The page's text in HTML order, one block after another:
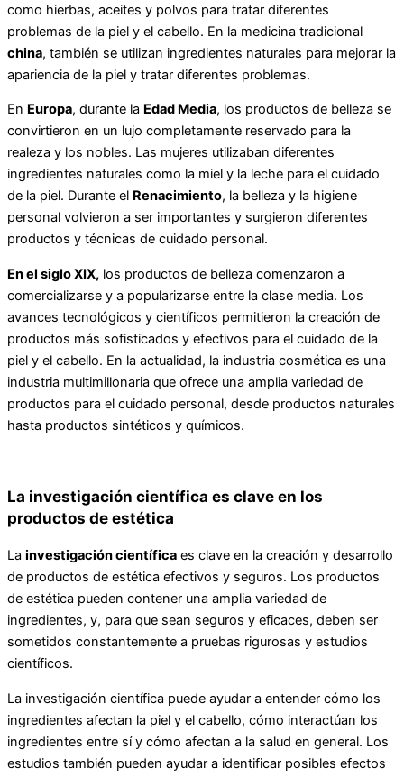
como hierbas, aceites y polvos para tratar diferentes
problemas de la piel y el cabello. En la medicina tradicional
china, también se utilizan ingredientes naturales para mejorar la
apariencia de la piel y tratar diferentes problemas.
En Europa, durante la Edad Media, los productos de belleza se
convirtieron en un lujo completamente reservado para la
realeza y los nobles. Las mujeres utilizaban diferentes
ingredientes naturales como la miel y la leche para el cuidado
de la piel. Durante el Renacimiento, la belleza y la higiene
personal volvieron a ser importantes y surgieron diferentes
productos y técnicas de cuidado personal.
En el siglo XIX, los productos de belleza comenzaron a
comercializarse y a popularizarse entre la clase media. Los
avances tecnológicos y científicos permitieron la creación de
productos más sofisticados y efectivos para el cuidado de la
piel y el cabello. En la actualidad, la industria cosmética es una
industria multimillonaria que ofrece una amplia variedad de
productos para el cuidado personal, desde productos naturales
hasta productos sintéticos y químicos.
La investigación científica es clave en los
productos de estética
La investigación científica es clave en la creación y desarrollo
de productos de estética efectivos y seguros. Los productos
de estética pueden contener una amplia variedad de
ingredientes, y, para que sean seguros y eficaces, deben ser
sometidos constantemente a pruebas rigurosas y estudios
científicos.
La investigación científica puede ayudar a entender cómo los
ingredientes afectan la piel y el cabello, cómo interactúan los
ingredientes entre sí y cómo afectan a la salud en general. Los
estudios también pueden ayudar a identificar posibles efectos